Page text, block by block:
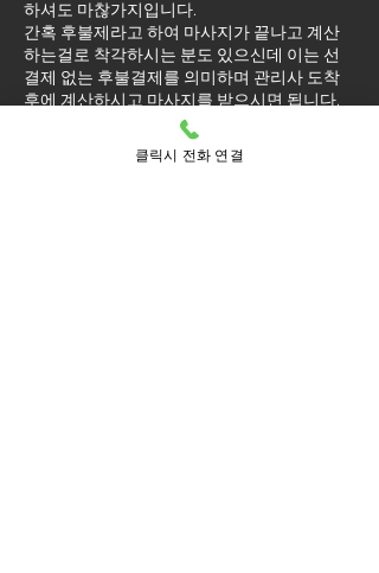
하셔도 마찮가지입니다.
간혹 후불제라고 하여 마사지가 끝나고 계산
하는걸로 착각하시는 분도 있으신데 이는 선
결제 없는 후불결제를 의미하며 관리사 도착
후에 계산하시고 마사지를 받으시면 됩니다.
마사지를 받는 도중에 코스변경이 가능
클릭시 전화 연결